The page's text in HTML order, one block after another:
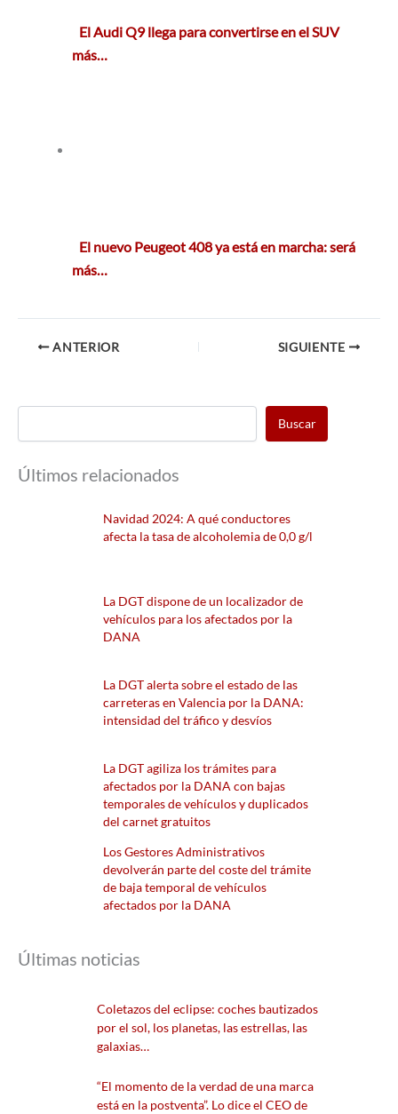
El Audi Q9 llega para convertirse en el SUV
más…
El nuevo Peugeot 408 ya está en marcha: será
más…
ANTERIOR SIGUIENTE
Buscar
Últimos relacionados
Navidad 2024: A qué conductores
afecta la tasa de alcoholemia de 0,0 g/l
La DGT dispone de un localizador de
vehículos para los afectados por la
DANA
La DGT alerta sobre el estado de las
carreteras en Valencia por la DANA:
intensidad del tráfico y desvíos
La DGT agiliza los trámites para
afectados por la DANA con bajas
temporales de vehículos y duplicados
del carnet gratuitos
Los Gestores Administrativos
devolverán parte del coste del trámite
de baja temporal de vehículos
afectados por la DANA
Últimas noticias
Coletazos del eclipse: coches bautizados
por el sol, los planetas, las estrellas, las
galaxias…
“El momento de la verdad de una marca
está en la postventa”. Lo dice el CEO de